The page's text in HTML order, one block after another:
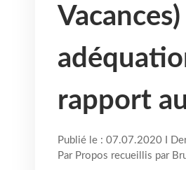
rapport
Publié le : 07.07.2020 I
Par Propos recueillis par